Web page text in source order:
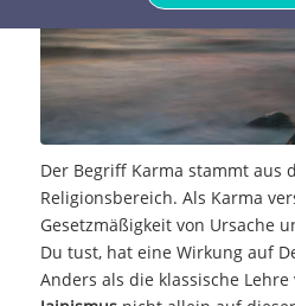
Der Begriff Karma stammt aus
Religionsbereich. Als Karma
Gesetzmäßigkeit von Ursache
Du tust, hat eine Wirkung auf
Anders als die klassische Lehre